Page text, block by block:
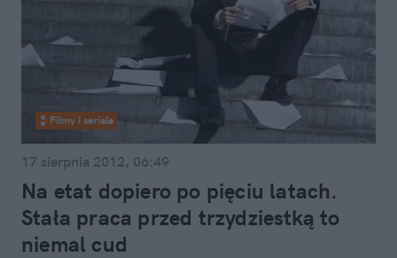
Filmy i seriale
17 sierpnia 2012, 06:49
Na etat dopiero po pięciu latach.
Stała praca przed trzydziestką to
niemal cud